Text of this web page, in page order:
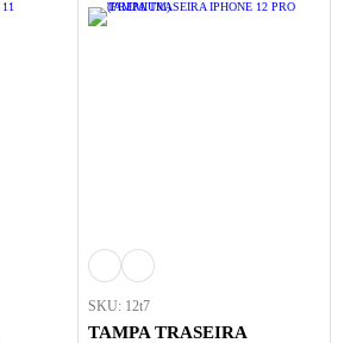
SKU: 12t7
TAMPA TRASEIRA